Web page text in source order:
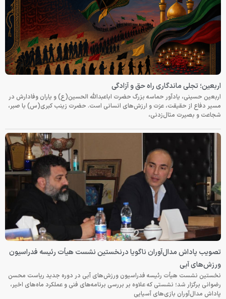
اربعین؛ تجلی ماندگاری راه حق و آزادگی
اربعین حسینی، یادآور حماسه بزرگ حضرت اباعبدالله الحسین(ع) و یاران وفادارش در
مسیر دفاع از حقیقت، عزت و ارزش‌های انسانی است. حضرت زینب کبری(س) با صبر،
شجاعت و بصیرت مثال‌زدنی،
تصویب پاداش مدال‌آوران ناگویا درنخستین نشست هیأت رئیسه فدراسیون
ورزش‌های آبی
نخستین نشست هیأت رئیسه فدراسیون ورزش‌های آبی در دوره جدید ریاست محسن
رضوانی برگزار شد؛ نشستی که علاوه بر بررسی برنامه‌های فنی و عملکرد ماه‌های اخیر،
پاداش مدال‌آوران بازی‌های آسیایی